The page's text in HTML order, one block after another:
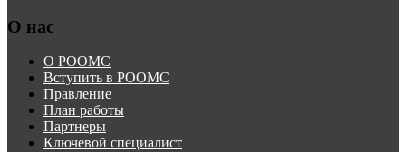
О нас
О РООМС
Вступить в РООМС
Правление
План работы
Партнеры
Ключевой специалист